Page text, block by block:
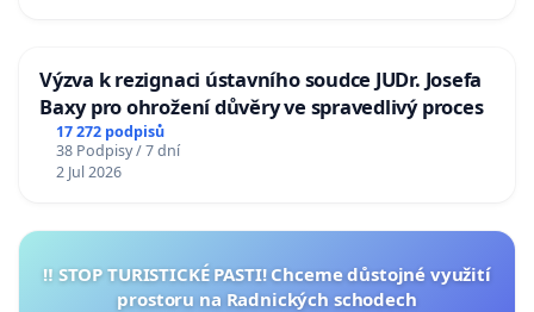
Výzva k rezignaci ústavního soudce JUDr. Josefa
Baxy pro ohrožení důvěry ve spravedlivý proces
17 272 podpisů
38 Podpisy / 7 dní
2 Jul 2026
‼️ STOP TURISTICKÉ PASTI! Chceme důstojné využití
prostoru na Radnických schodech